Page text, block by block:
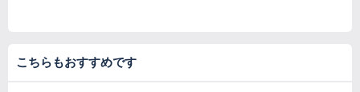
こちらもおすすめです